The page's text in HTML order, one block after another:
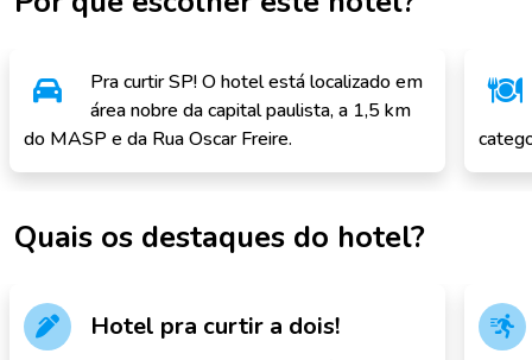
Pra curtir SP! O hotel está localizado em
área nobre da capital paulista, a 1,5 km
do MASP e da Rua Oscar Freire.
Quais os destaques do hotel?
Hotel pra curtir a dois!